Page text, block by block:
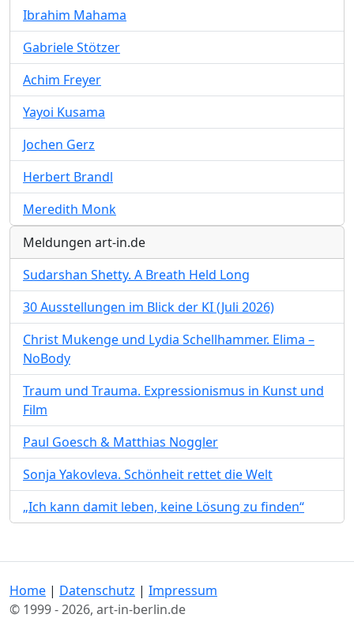
Ibrahim Mahama
Gabriele Stötzer
Achim Freyer
Yayoi Kusama
Jochen Gerz
Herbert Brandl
Meredith Monk
Meldungen art-in.de
Sudarshan Shetty. A Breath Held Long
30 Ausstellungen im Blick der KI (Juli 2026)
Christ Mukenge und Lydia Schellhammer. Elima –
NoBody
Traum und Trauma. Expressionismus in Kunst und
Film
Paul Goesch & Matthias Noggler
Sonja Yakovleva. Schönheit rettet die Welt
„Ich kann damit leben, keine Lösung zu finden“
Home | Datenschutz | Impressum
© 1999 - 2026, art-in-berlin.de